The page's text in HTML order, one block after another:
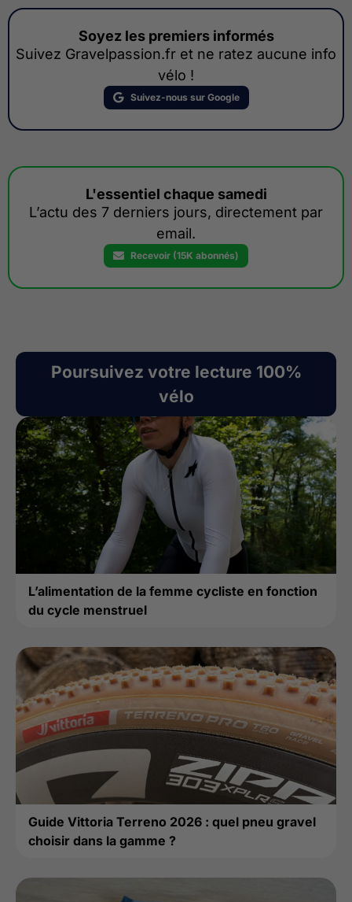
Soyez les premiers informés
Suivez Gravelpassion.fr et ne ratez aucune info
vélo !
Suivez-nous sur Google
L'essentiel chaque samedi
L’actu des 7 derniers jours, directement par
email.
Recevoir (15K abonnés)
Poursuivez votre lecture 100%
vélo
L’alimentation de la femme cycliste en fonction
du cycle menstruel
Guide Vittoria Terreno 2026 : quel pneu gravel
choisir dans la gamme ?